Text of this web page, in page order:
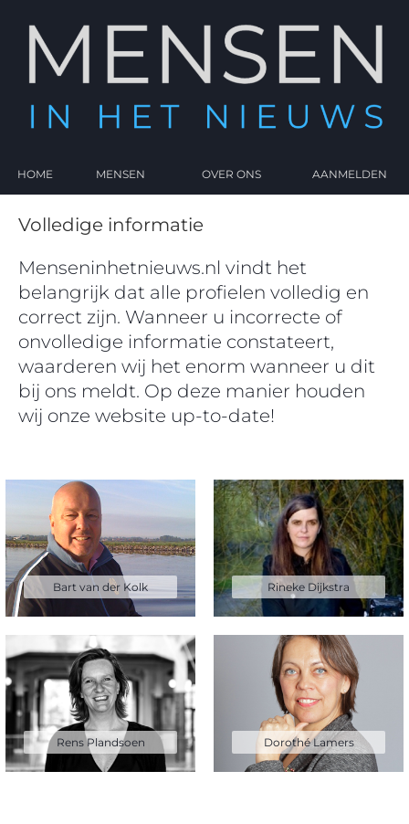
HOME MENSEN OVER ONS AANMELDEN
Volledige informatie
Menseninhetnieuws.nl vindt het
belangrijk dat alle profielen volledig en
correct zijn. Wanneer u incorrecte of
onvolledige informatie constateert,
waarderen wij het enorm wanneer u dit
bij ons meldt. Op deze manier houden
wij onze website up-to-date!
Bart van der Kolk Rineke Dijkstra
Rens Plandsoen Dorothé Lamers